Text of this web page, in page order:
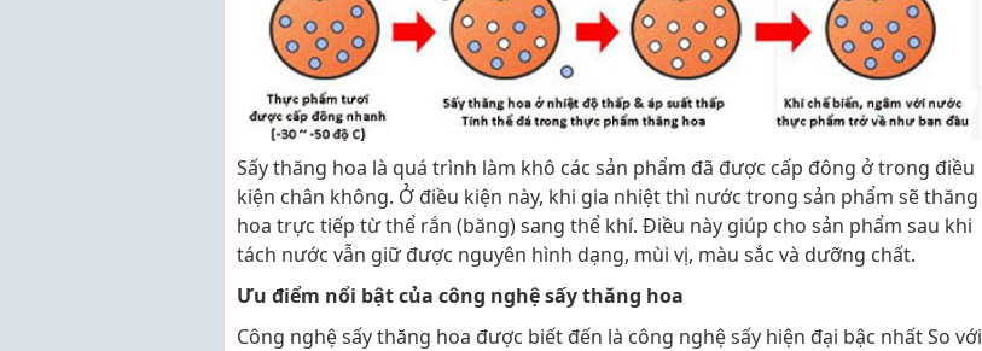
Sấy thăng hoa là quá trình làm khô các sản phẩm đã được cấp đông ở trong điều
kiện chân không. Ở điều kiện này, khi gia nhiệt thì nước trong sản phẩm sẽ thăng
hoa trực tiếp từ thể rắn (băng) sang thể khí. Điều này giúp cho sản phẩm sau khi
tách nước vẫn giữ được nguyên hình dạng, mùi vị, màu sắc và dưỡng chất.
Ưu điểm nổi bật của công nghệ sấy thăng hoa
Công nghệ sấy thăng hoa được biết đến là công nghệ sấy hiện đại bậc nhất So với